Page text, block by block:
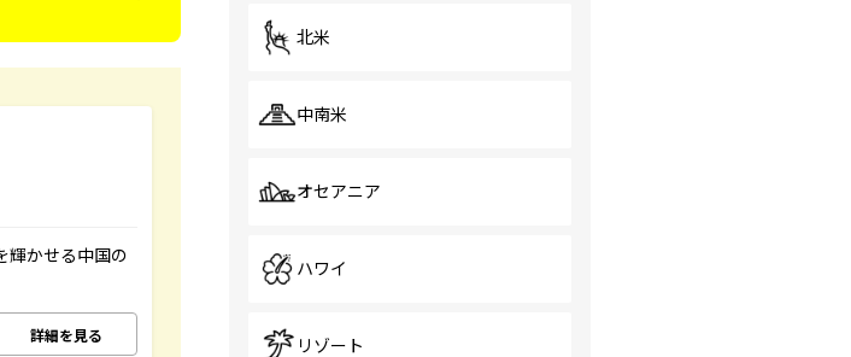
輝かせる中国の
詳細を見る
北米
中南米
オセアニア
ハワイ
リゾート